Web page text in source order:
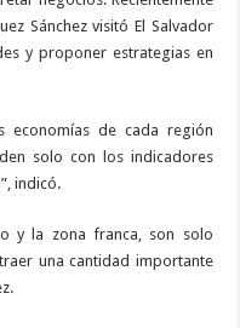
Sánchez visitó El Salvador
y proponer estrategias en
economías de cada región
solo con los indicadores
indicó.
y la zona franca, son solo
una cantidad importante